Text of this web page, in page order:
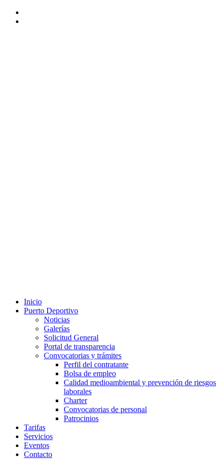
Inicio
Puerto Deportivo
Noticias
Galerías
Solicitud General
Portal de transparencia
Convocatorias y trámites
Perfil del contratante
Bolsa de empleo
Calidad medioambiental y prevención de riesgos
laborales
Charter
Convocatorias de personal
Patrocinios
Tarifas
Servicios
Eventos
Contacto